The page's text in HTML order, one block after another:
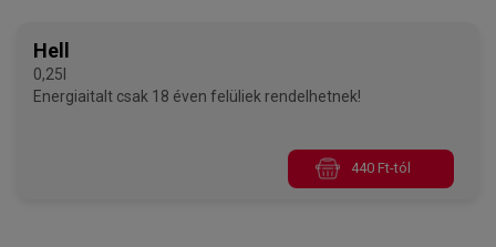
Hell
0,25l
Energiaitalt csak 18 éven felüliek rendelhetnek!
440 Ft-tól